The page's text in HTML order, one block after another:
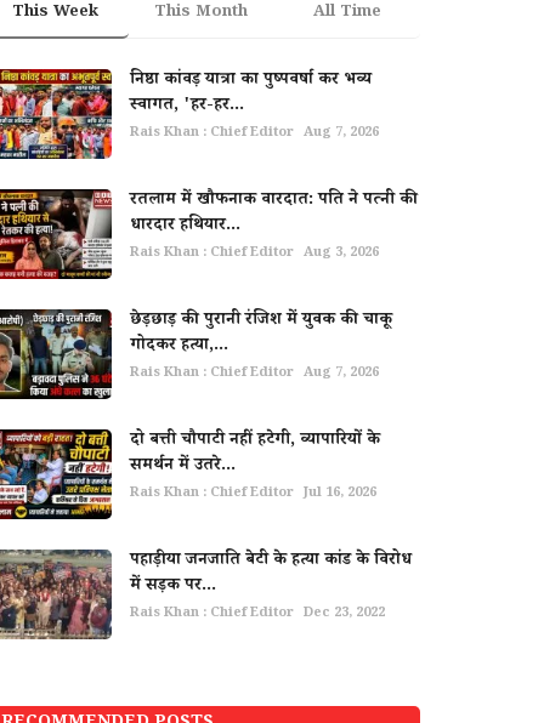
This Week This Month All Time
निष्ठा कांवड़ यात्रा का पुष्पवर्षा कर भव्य
स्वागत, 'हर-हर...
Rais Khan : Chief Editor Aug 7, 2026
रतलाम में खौफनाक वारदात: पति ने पत्नी की
धारदार हथियार...
Rais Khan : Chief Editor Aug 3, 2026
छेड़छाड़ की पुरानी रंजिश में युवक की चाकू
गोदकर हत्या,...
Rais Khan : Chief Editor Aug 7, 2026
दो बत्ती चौपाटी नहीं हटेगी, व्यापारियों के
समर्थन में उतरे...
Rais Khan : Chief Editor Jul 16, 2026
पहाड़ीया जनजाति बेटी के हत्या कांड के विरोध
में सड़क पर...
Rais Khan : Chief Editor Dec 23, 2022